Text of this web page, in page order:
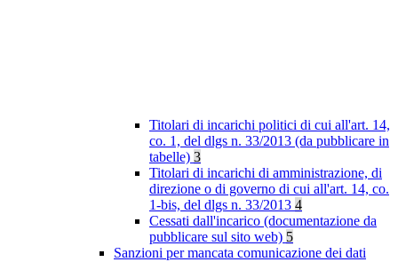
Titolari di incarichi politici di cui all'art. 14,
co. 1, del dlgs n. 33/2013 (da pubblicare in
tabelle) 3
Titolari di incarichi di amministrazione, di
direzione o di governo di cui all'art. 14, co.
1-bis, del dlgs n. 33/2013 4
Cessati dall'incarico (documentazione da
pubblicare sul sito web) 5
Sanzioni per mancata comunicazione dei dati